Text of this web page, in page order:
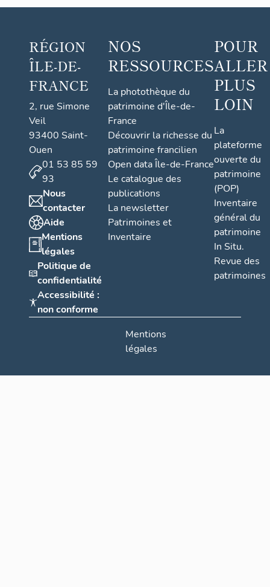
RÉGION
ÎLE-DE-
FRANCE
2, rue Simone
Veil
93400 Saint-
Ouen
01 53 85 59
93
Nous
contacter
Aide
Mentions
légales
Politique de
confidentialité
Accessibilité :
non conforme
NOS
RESSOURCES
La photothèque du
patrimoine d'Île-de-
France
Découvrir la richesse du
patrimoine francilien
Open data Île-de-France
Le catalogue des
publications
La newsletter
Patrimoines et
Inventaire
POUR
ALLER
PLUS
LOIN
La
plateforme
ouverte du
patrimoine
(POP)
Inventaire
général du
patrimoine
In Situ.
Revue des
patrimoines
Mentions
légales